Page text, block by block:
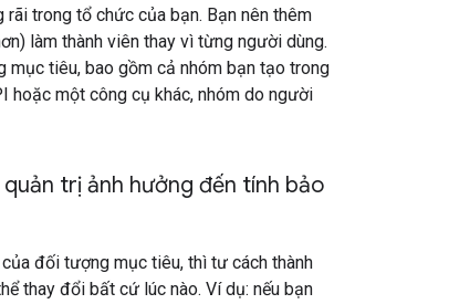
trong tổ chức của bạn. Bạn nên thêm
làm thành viên thay vì từng người dùng.
mục tiêu, bao gồm cả nhóm bạn tạo trong
hoặc một công cụ khác, nhóm do người
trị ảnh hưởng đến tính bảo
đối tượng mục tiêu, thì tư cách thành
thay đổi bất cứ lúc nào. Ví dụ: nếu bạn